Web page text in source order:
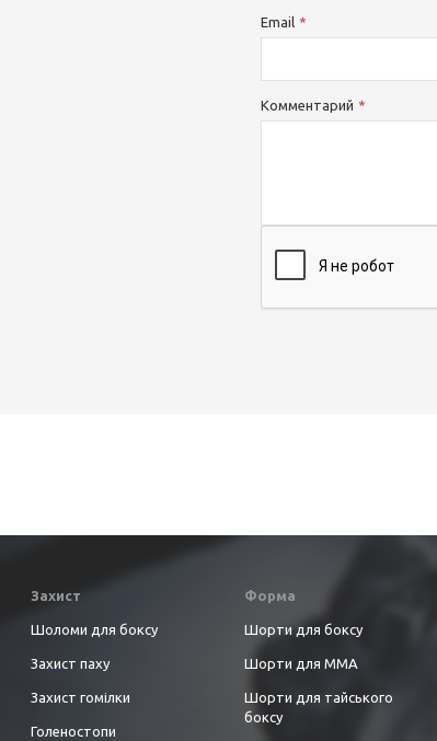
Email
Комментарий
Захист
Шоломи для боксу
Захист паху
Захист гомілки
Голеностопи
Форма
Шорти для боксу
Шорти для ММА
Шорти для тайського
боксу